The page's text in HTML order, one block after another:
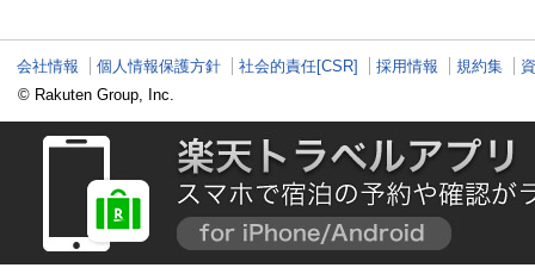
会社情報 個人情報保護方針 社会的責任[CSR] 採用情報 規約集
© Rakuten Group, Inc.